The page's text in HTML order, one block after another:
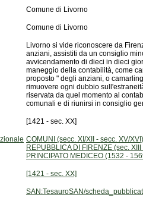
Comune di Livorno
Comune di Livorno
comunali e di riunirsi in consiglio
[1421 - sec. XX]
COMUNI (secc. XI/XII - secc. XV/XVI)
REPUBBLICA DI FIRENZE (sec.
PRINCIPATO MEDICEO (1532 -
[1421 - sec. XX]
SAN:TesauroSAN/